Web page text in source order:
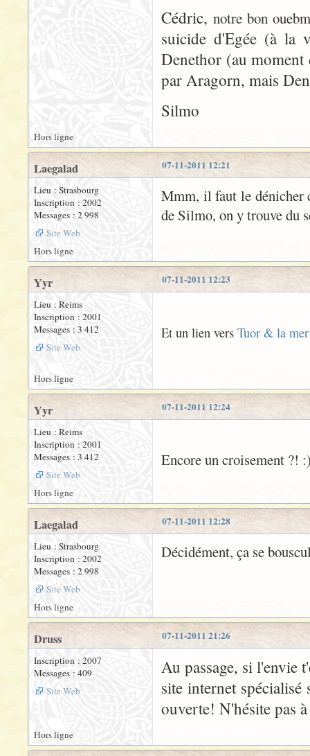
Cédric,notre bon
suicide d'Egée (à la
Denethor (au
par Aragorn, mais
Silmo
Hors ligne
07-11-2011 12:21
Laegalad
Lieu : Strasbourg
Inscription : 2002
Messages : 2 998
Site Web
Mmm, il faut le
de Silmo, on y trouve du
Hors ligne
07-11-2011 12:23
Yyr
Lieu : Reims
Inscription : 2001
Messages : 3 412
Site Web
Et un lien vers Tuor & la mer
Hors ligne
07-11-2011 12:24
Yyr
Lieu : Reims
Inscription : 2001
Messages : 3 412
Site Web
Encore un croisement ?!
Hors ligne
07-11-2011 12:28
Laegalad
Lieu : Strasbourg
Inscription : 2002
Messages : 2 998
Site Web
Décidément, ça se
Hors ligne
07-11-2011 21:26
Druss
Inscription : 2007
Messages : 409
Site Web
Au passage, si l'envie
site internet
ouverte! N'hésite pas
Hors ligne